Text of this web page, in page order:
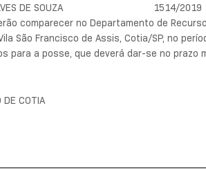
DE SOUZA
1514/2019
comparecer no Departamento de
São Francisco de Assis, Cotia/SP, no
para a posse, que deverá dar-se no
DE COTIA